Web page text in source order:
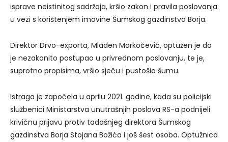
isprave neistinitog sadržaja, kršio zakon i pravila poslovanja
u vezi s korištenjem imovine Šumskog gazdinstva Borja.
Direktor Drvo-exporta, Mladen Markočević, optužen je da
je nezakonito postupao u privrednom poslovanju, te je,
suprotno propisima, vršio sječu i pustošio šumu.
Istraga je započela u aprilu 2021. godine, kada su policijski
službenici Ministarstva unutrašnjih poslova RS-a podnijeli
krivičnu prijavu protiv tadašnjeg direktora Šumskog
gazdinstva Borja Stojana Božića i još šest osoba. Optužnica